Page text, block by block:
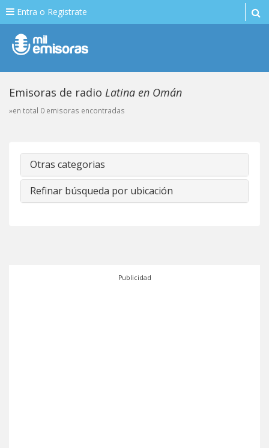
Entra o Registrate
Emisoras de radio Latina en Omán
»en total 0 emisoras encontradas
Otras categorias
Refinar búsqueda por ubicación
Publicidad